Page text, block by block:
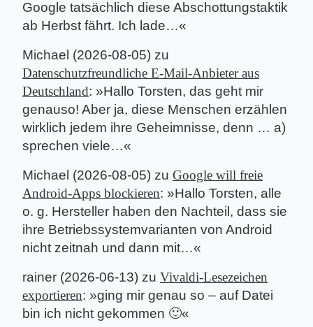
Google tatsächlich diese Abschottungstaktik
ab Herbst fährt. Ich lade…«
Michael (2026-08-05) zu
Datenschutzfreundliche E-Mail-Anbieter aus
Deutschland: »Hallo Torsten, das geht mir
genauso! Aber ja, diese Menschen erzählen
wirklich jedem ihre Geheimnisse, denn … a)
sprechen viele…«
Michael (2026-08-05) zu Google will freie
Android-Apps blockieren: »Hallo Torsten, alle
o. g. Hersteller haben den Nachteil, dass sie
ihre Betriebssystemvarianten von Android
nicht zeitnah und dann mit…«
rainer (2026-06-13) zu Vivaldi-Lesezeichen
exportieren: »ging mir genau so – auf Datei
bin ich nicht gekommen 🙂«